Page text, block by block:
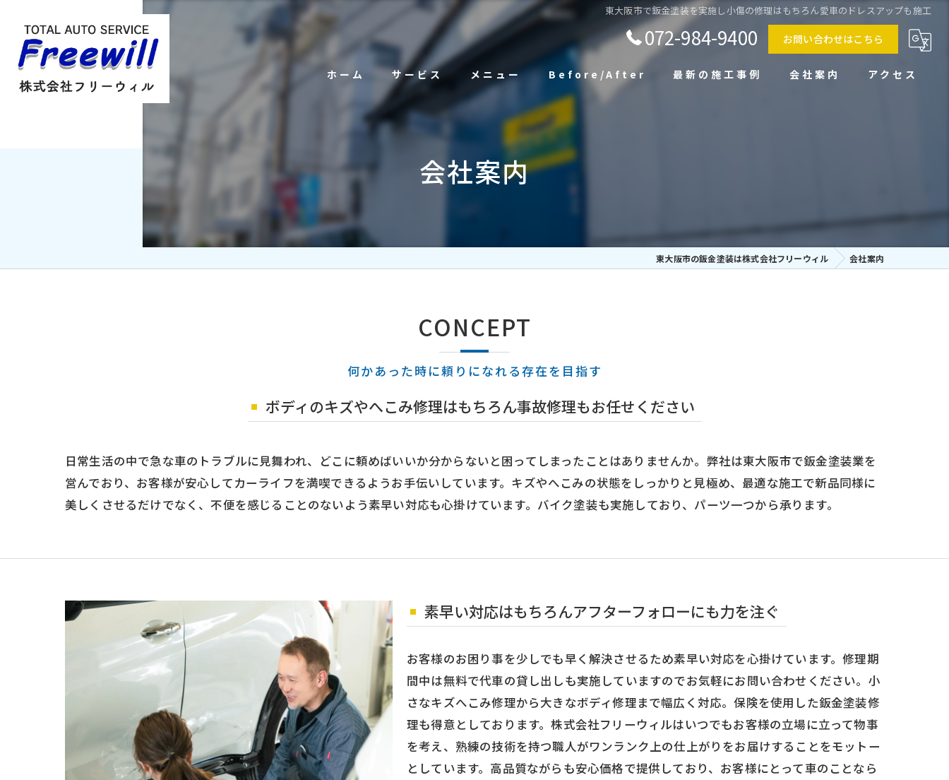
東大阪市で鈑金塗装を実施し小傷の修理はもちろん愛車のドレスアップも施工
072-984-9400 お問い合わせはこちら
ホーム サービス メニュー Before/After 最新の施工事例 会社案内 アクセス
会社案内
東大阪市の鈑金塗装は株式会社フリーウィル 会社案内
何かあった時に頼りになれる存在を目指す
CONCEPT
ボディのキズやへこみ修理はもちろん事故修理もお任せください
日常生活の中で急な車のトラブルに見舞われ、どこに頼めばいいか分からないと困ってしまったことはありませんか。弊社は東大阪市で鈑金塗装業を
営んでおり、お客様が安心してカーライフを満喫できるようお手伝いしています。キズやへこみの状態をしっかりと見極め、最適な施工で新品同様に
美しくさせるだけでなく、不便を感じることのないよう素早い対応も心掛けています。バイク塗装も実施しており、パーツ一つから承ります。
素早い対応はもちろんアフターフォローにも力を注ぐ
お客様のお困り事を少しでも早く解決させるため素早い対応を心掛けています。修理期
間中は無料で代車の貸し出しも実施していますのでお気軽にお問い合わせください。小
さなキズへこみ修理から大きなボディ修理まで幅広く対応。保険を使用した鈑金塗装修
理も得意としております。株式会社フリーウィルはいつでもお客様の立場に立って物事
を考え、熟練の技術を持つ職人がワンランク上の仕上がりをお届けすることをモットー
としています。高品質ながらも安心価格で提供しており、お客様にとって車のことなら